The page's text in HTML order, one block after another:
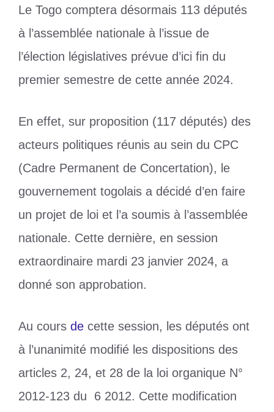
Le Togo comptera désormais 113 députés
à l’assemblée nationale à l’issue de
l’élection législatives prévue d’ici fin du
premier semestre de cette année 2024.
En effet, sur proposition (117 députés) des
acteurs politiques réunis au sein du CPC
(Cadre Permanent de Concertation), le
gouvernement togolais a décidé d’en faire
un projet de loi et l’a soumis à l’assemblée
nationale. Cette dernière, en session
extraordinaire mardi 23 janvier 2024, a
donné son approbation.
Au cours de cette session, les députés ont
à l’unanimité modifié les dispositions des
articles 2, 24, et 28 de la loi organique N°
2012-123 du 6 2012. Cette modification